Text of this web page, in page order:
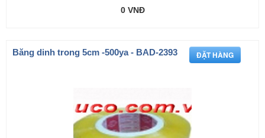
0 VNĐ
Băng dinh trong 5cm -500ya - BAD-2393